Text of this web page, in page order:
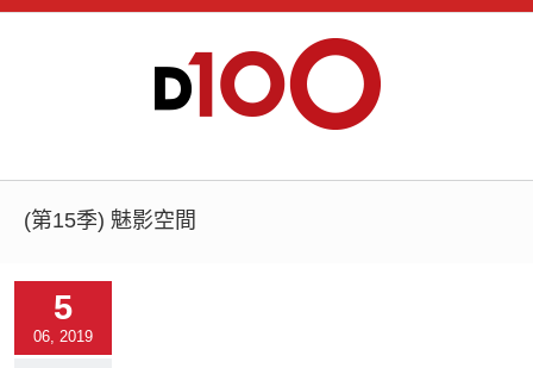
(第15季) 魅影空間
5
06, 2019